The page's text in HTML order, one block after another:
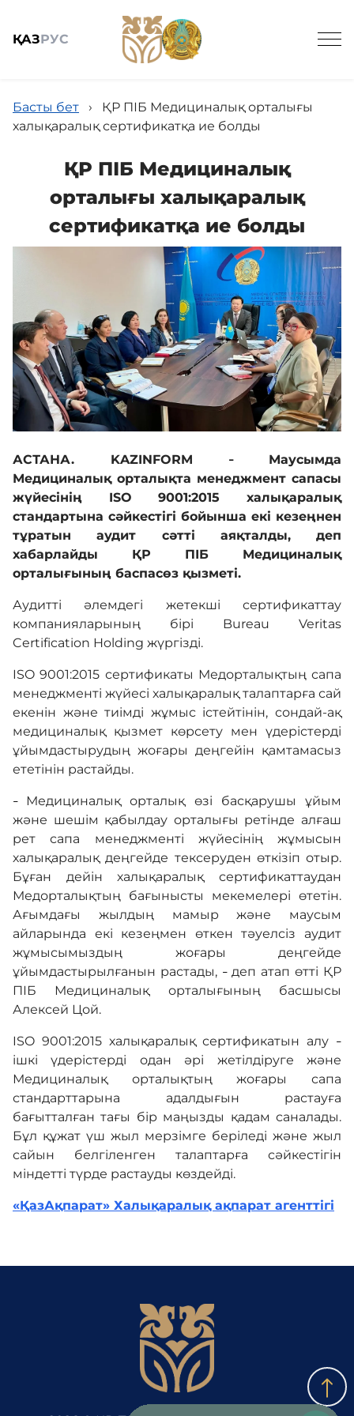
ҚАЗРУС
Жалпы мәлімет
Баспасөз
Заңнама және кадрлармен қамтамасыз ету
Мемлекеттік сатып алу
Байланыс
Адалдық алаңы
Бірыңғай сөздік
Нашар көретіндерге
Басты бет ›
ҚР ПІБ Медициналық орталығы
халықаралық сертификатқа ие болды
ҚР ПІБ Медициналық
орталығы халықаралық
сертификатқа ие болды
АСТАНА. KAZINFORM – Маусымда
Медициналық орталықта менеджмент сапасы
жүйесінің ISO 9001:2015 халықаралық
стандартына сәйкестігі бойынша екі кезеңнен
тұратын аудит сәтті аяқталды, деп
хабарлайды ҚР ПІБ Медициналық
орталығының баспасөз қызметі.
Аудитті әлемдегі жетекші сертификаттау
компанияларының бірі Bureau Veritas
Certification Holding жүргізді.
ISO 9001:2015 сертификаты Медорталықтың сапа
менеджменті жүйесі халықаралық талаптарға сай
екенін және тиімді жұмыс істейтінін, сондай-ақ
медициналық қызмет көрсету мен үдерістерді
ұйымдастырудың жоғары деңгейін қамтамасыз
ететінін растайды.
– Медициналық орталық өзі басқарушы ұйым
және шешім қабылдау орталығы ретінде алғаш
рет сапа менеджменті жүйесінің жұмысын
халықаралық деңгейде тексеруден өткізіп отыр.
Бұған дейін халықаралық сертификаттаудан
Медорталықтың бағынысты мекемелері өтетін.
Ағымдағы жылдың мамыр және маусым
айларында екі кезеңмен өткен тәуелсіз аудит
жұмысымыздың жоғары деңгейде
ұйымдастырылғанын растады, – деп атап өтті ҚР
ПІБ Медициналық орталығының басшысы
Алексей Цой.
ISO 9001:2015 халықаралық сертификатын алу –
ішкі үдерістерді одан әрі жетілдіруге және
Медициналық орталықтың жоғары сапа
стандарттарына адалдығын растауға
бағытталған тағы бір маңызды қадам саналады.
Бұл құжат үш жыл мерзімге беріледі және жыл
сайын белгіленген талаптарға сәйкестігін
міндетті түрде растауды көздейді.
«ҚазАқпарат» Халықаралық ақпарат агенттігі